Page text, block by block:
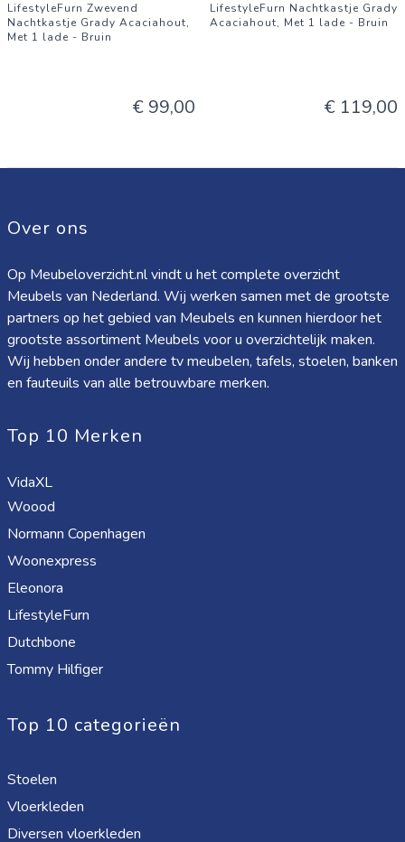
LifestyleFurn Zwevend
Nachtkastje Grady Acaciahout,
Met 1 lade - Bruin
€ 99,00
LifestyleFurn Nachtkastje Grady
Acaciahout, Met 1 lade - Bruin
€ 119,00
Over ons
Op Meubeloverzicht.nl vindt u het complete overzicht
Meubels van Nederland. Wij werken samen met de grootste
partners op het gebied van Meubels en kunnen hierdoor het
grootste assortiment Meubels voor u overzichtelijk maken.
Wij hebben onder andere tv meubelen, tafels, stoelen, banken
en fauteuils van alle betrouwbare merken.
Top 10 Merken
VidaXL
Woood
Normann Copenhagen
Woonexpress
Eleonora
LifestyleFurn
Dutchbone
Tommy Hilfiger
Top 10 categorieën
Stoelen
Vloerkleden
Diversen vloerkleden